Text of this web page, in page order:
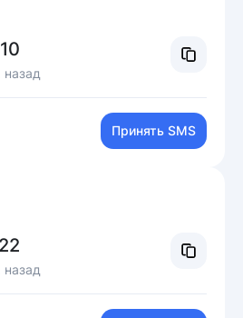
назад
Принять SMS
назад